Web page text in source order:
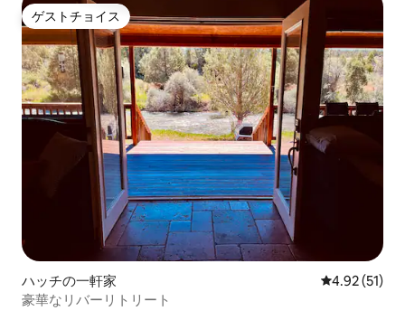
ゲストチョイス
ゲストチョイス
ハッチの一軒家 レビュー51
4.92 (51)
豪華なリバーリトリート